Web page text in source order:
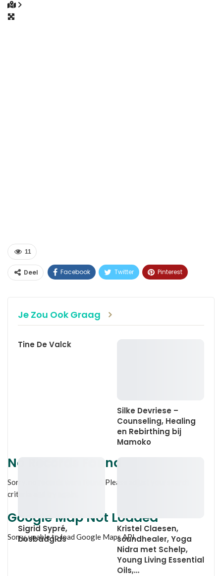
No Records Found
Sorry, no records were found. Please adjust your search
criteria and try again.
Google Map Not Loaded
Sorry, unable to load Google Maps API.
11
Deel Facebook Twitter Pinterest
Je Zou Ook Graag
Tine De Valck
Silke Devriese –
Counseling, Healing
en Rebirthing bij
Mamoko
Sigrid Sypré,
bosbadgids
Kristel Claesen,
soundhealer, Yoga
Nidra met Schelp,
Young Living Essential
Oils,…